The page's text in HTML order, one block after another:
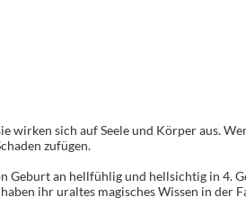
sich auf Seele und Körper aus.
zufügen.
Geburt an hellfühlig und hellsichtig in 4.
ihr uraltes magisches Wissen in der